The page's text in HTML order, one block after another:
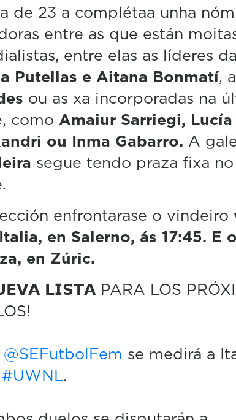
de 23 a complétaa unha
entre as que están
entre elas as líderes
Putellas e Aitana Bonmatí, a
ou as xa incorporadas na
como Amaiur Sarriegi,
ou Inma Gabarro. A
segue tendo praza fixa
enfrontarase o vindeiro
en Salerno, ás 17:45. E
en Zúric.
𝗟𝗜𝗦𝗧𝗔 PARA LOS
@SEFutbolFem se medirá a
#UWNL.